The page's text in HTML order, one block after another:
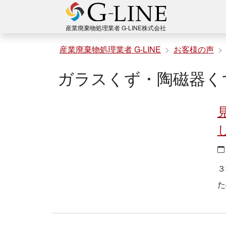
産業廃棄物処理業者 G-LINE株式会社
産業廃棄物処理業者 G-LINE お客様の声
ガラスくず・陶磁器